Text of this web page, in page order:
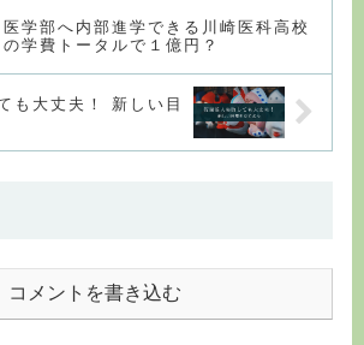
医学部へ内部進学できる川崎医科高校
の学費トータルで１億円？
も大丈夫！ 新しい目
コメントを書き込む